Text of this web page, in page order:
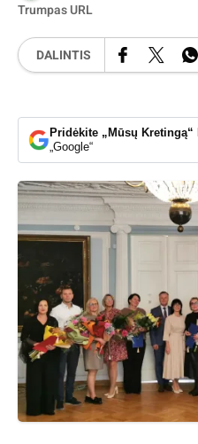
Trumpas URL
DALINTIS
Pridėkite „Mūsų Kretingą“
„Google“